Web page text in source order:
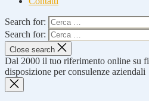
Search for:
Search for:
Close search
Dal 2000 il tuo riferimento online su
disposizione per consulenze aziendali